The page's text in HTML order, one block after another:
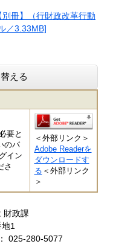
冊】（行財政改革行動
／3.33MB]
える
要と
のパ
イン
さ
＜外部リンク＞
Adobe Readerを
ダウンロードす
る ＜外部リンク
＞
財政課
1
025-280-5077